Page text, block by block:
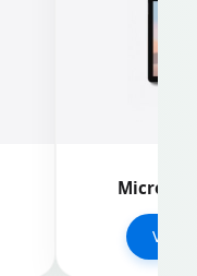
Microsoft
Vedi